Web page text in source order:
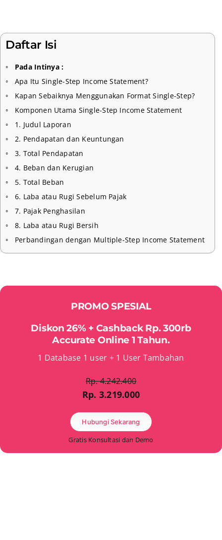
Daftar Isi
Pada Intinya :
Apa Itu Single-Step Income Statement?
Kapan Sebaiknya Menggunakan Format Single-Step?
Komponen Utama Single-Step Income Statement
1. Judul Laporan
2. Pendapatan dan Keuntungan
3. Total Pendapatan
4. Beban dan Kerugian
5. Total Beban
6. Laba atau Rugi Sebelum Pajak
7. Pajak Penghasilan
8. Laba atau Rugi Bersih
Perbandingan dengan Multiple-Step Income Statement
PROMO SPESIAL
Diskon 26% + Cashback Rp. 300rb
Accurate Online 1 Tahun.
1 Database 1 user + 1 User Tambahan
Rp. 4.242.400
Rp. 3.219.000
Hubungi Sekarang
Gratis Konsultasi dan Demo